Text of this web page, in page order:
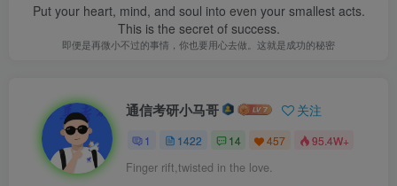
Put your heart, mind, and soul into even your smallest acts.
This is the secret of success.
即便是再微小不过的事情，你也要用心去做。这就是成功的秘密
通信考研小马哥 关注
1 1422 14 457 95.4W+
Finger rift,twisted in the love.